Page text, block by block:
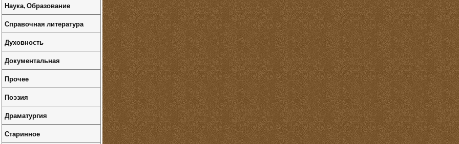
Наука, Образование
Справочная литература
Духовность
Документальная
Прочее
Поэзия
Драматургия
Старинное